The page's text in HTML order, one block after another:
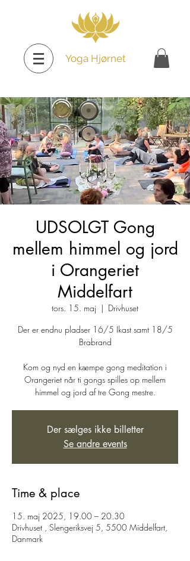
Yoga Hjørnet
UDSOLGT Gong
mellem himmel og jord
i Orangeriet
Middelfart
tors. 15. maj
  |
Drivhuset
Der er endnu pladser 16/5 Ikast samt 18/5
Brabrand
Kom og nyd en kæmpe gong meditation i
Orangeriet når ti gongs spilles op mellem
himmel og jord af tre Gong mestre.
Der sælges ikke billetter
Se andre events
Time & place
15. maj 2025, 19.00 – 20.30
Drivhuset , Slengeriksvej 5, 5500 Middelfart,
Danmark